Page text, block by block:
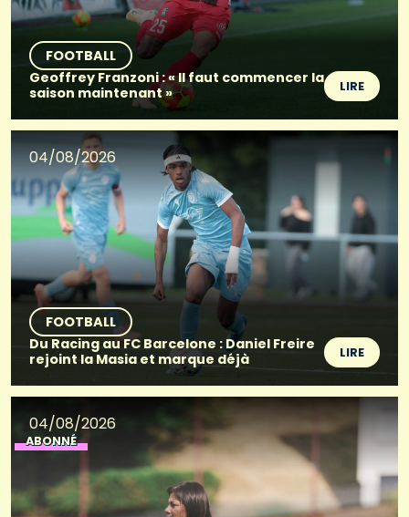
FOOTBALL
Geoffrey Franzoni : « Il faut commencer la
saison maintenant »
LIRE
04/08/2026
FOOTBALL
Du Racing au FC Barcelone : Daniel Freire
rejoint la Masia et marque déjà
LIRE
04/08/2026
ABONNÉ